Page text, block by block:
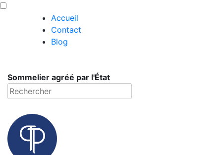
Skip
Accueil
Contact
Blog
Sommelier agréé par l'État
Rechercher
Whisky
Rhum
Armagnac
Panneau de gestion des cookies